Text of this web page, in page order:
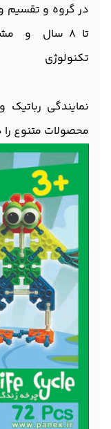
تا 8 سال و
تکنولوژی
نمایندگی رباتیک
محصولات متنوع